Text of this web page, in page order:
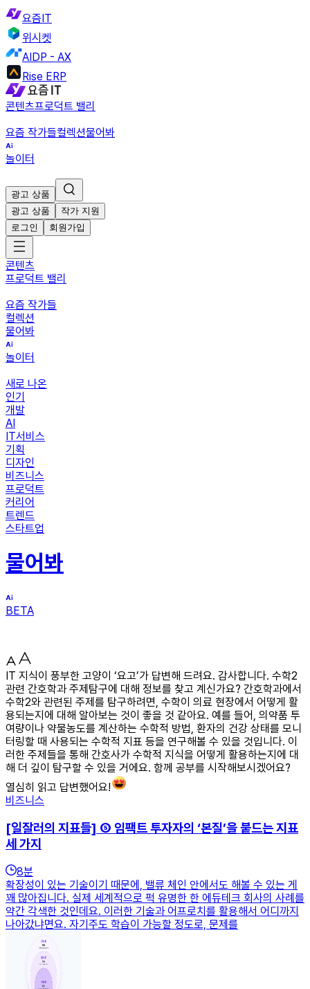
요즘IT
위시켓
AIDP - AX
Rise ERP
콘텐츠프로덕트 밸리
요즘 작가들컬렉션물어봐
놀이터
광고 상품
광고 상품
작가 지원
로그인
회원가입
콘텐츠
프로덕트 밸리
요즘 작가들
컬렉션
물어봐
놀이터
새로 나온
인기
개발
AI
IT서비스
기획
디자인
비즈니스
프로덕트
커리어
트렌드
스타트업
물어봐
BETA
IT 지식이 풍부한 고양이 ‘요고’가 답변해 드려요. 감사합니다. 수학2
관련 간호학과 주제탐구에 대해 정보를 찾고 계신가요? 간호학과에서
수학2와 관련된 주제를 탐구하려면, 수학이 의료 현장에서 어떻게 활
용되는지에 대해 알아보는 것이 좋을 것 같아요. 예를 들어, 의약품 투
여량이나 약물농도를 계산하는 수학적 방법, 환자의 건강 상태를 모니
터링할 때 사용되는 수학적 지표 등을 연구해볼 수 있을 것입니다. 이
러한 주제들을 통해 간호사가 수학적 지식을 어떻게 활용하는지에 대
해 더 깊이 탐구할 수 있을 거에요. 함께 공부를 시작해보시겠어요?
열심히 읽고 답변했어요!
비즈니스
[일잘러의 지표들] ⑤ 임팩트 투자자의 ‘본질’을 붙드는 지표
세 가지
8분
확장성이 있는 기술이기 때문에, 밸류 체인 안에서도 해볼 수 있는 게
꽤 많아집니다. 실제 세계적으로 퍽 유명한 한 에듀테크 회사의 사례를
약간 각색한 것인데요. 이러한 기술과 어프로치를 활용해서 어디까지
나아갔냐면요. 자기주도 학습이 가능할 정도로, 문제를